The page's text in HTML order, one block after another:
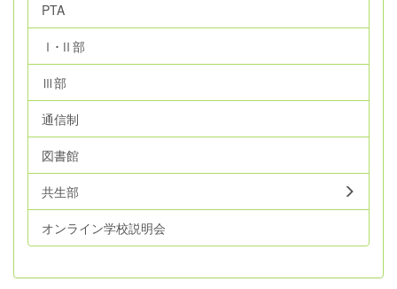
PTA
Ⅰ･Ⅱ部
Ⅲ部
通信制
図書館
共生部
オンライン学校説明会